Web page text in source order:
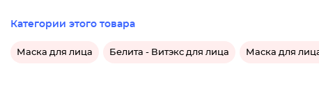
Категории этого товара
Маска для лица Белита - Витэкс для лица Маска для